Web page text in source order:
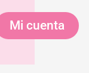
Mi cuenta